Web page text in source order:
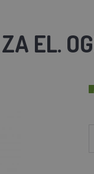
EL.